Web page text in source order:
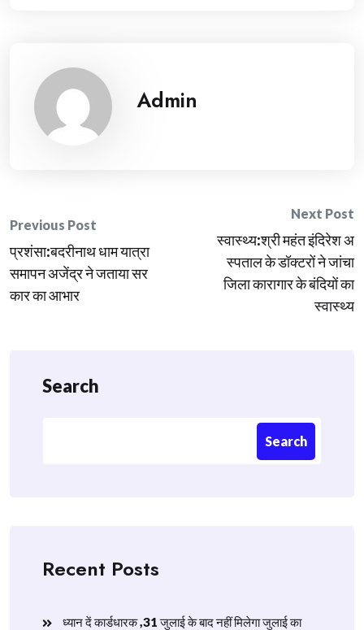
Admin
Post
navigation
Previous Post
प्रशंसा:बदरीनाथ धाम यात्रा
समापन अजेंद्र ने जताया सर
कार का आभार
Next Post
स्वास्थ्य:श्री महंत इंदिरेश अ
स्पताल के डॉक्टरों ने जांचा
जिला कारागार के बंदियों का
स्वास्थ्य
Search
Search
Recent Posts
ध्यान दें कार्डधारक ,31 जुलाई के बाद नहीं मिलेगा जुलाई का